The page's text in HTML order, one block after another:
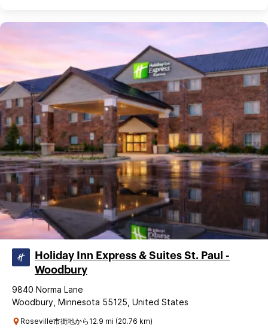
Holiday Inn Express & Suites St. Paul -
Woodbury
9840 Norma Lane
Woodbury, Minnesota 55125, United States
Roseville市街地から12.9 mi (20.76 km)